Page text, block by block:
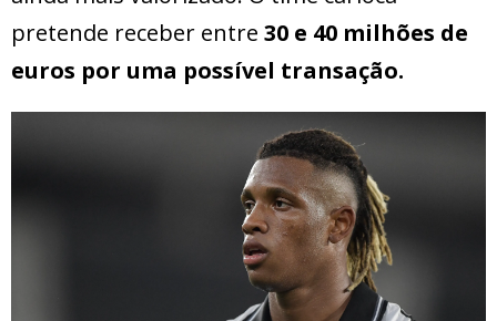
pretende receber entre 30 e 40 milhões de
euros por uma possível transação.